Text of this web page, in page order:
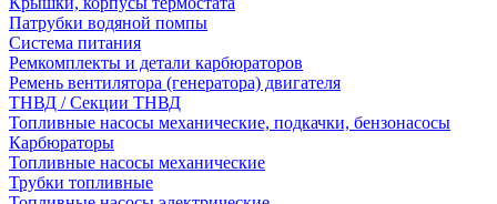
Патрубки водяной помпы
Система питания
Ремкомплекты и детали карбюраторов
Ремень вентилятора (генератора) двигателя
ТНВД / Секции ТНВД
Топливные насосы механические, подкачки, бензонасосы
Карбюраторы
Топливные насосы механические
Трубки топливные